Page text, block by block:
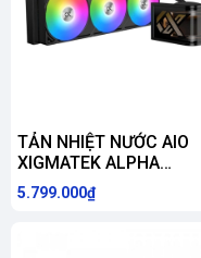
TẢN NHIỆT NƯỚC AIO
XIGMATEK ALPHA
CONNECT ULTRA 360
ARGB ( HỖ TRỢ SOCKET
5.799.000₫